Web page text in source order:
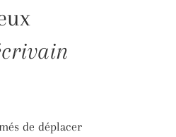
de déplacer